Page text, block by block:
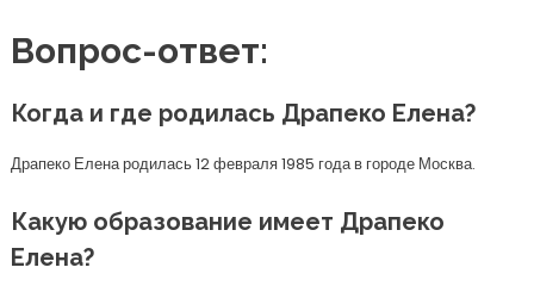
Вопрос-ответ:
Когда и где родилась Драпеко Елена?
Драпеко Елена родилась 12 февраля 1985 года в городе Москва.
Какую образование имеет Драпеко
Елена?